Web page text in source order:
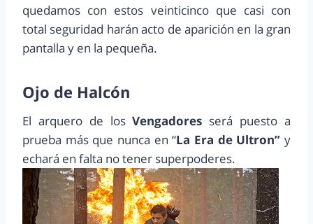
quedamos con estos veinticinco que casi con
total seguridad harán acto de aparición en la gran
pantalla y en la pequeña.
Ojo de Halcón
El arquero de losVengadores será puesto a
prueba más que nunca en “La Era de Ultron”y
echará en falta no tener superpoderes.